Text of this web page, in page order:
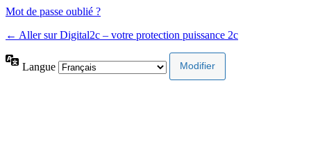
Mot de passe oublié ?
← Aller sur Digital2c – votre protection puissance 2c
Langue